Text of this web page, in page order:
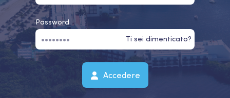
Password
Ti sei dimenticato?
Accedere